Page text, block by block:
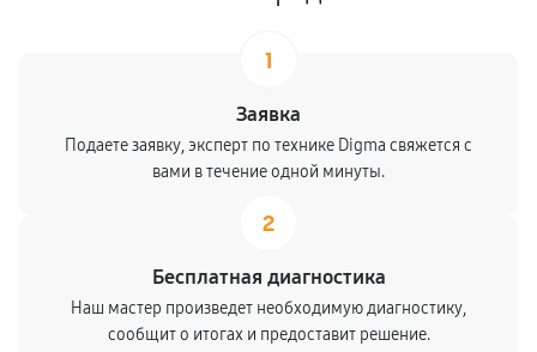
1
Заявка
Подаете заявку, эксперт по технике Digma свяжется с
вами в течение одной минуты.
2
Бесплатная диагностика
Наш мастер произведет необходимую диагностику,
сообщит о итогах и предоставит решение.